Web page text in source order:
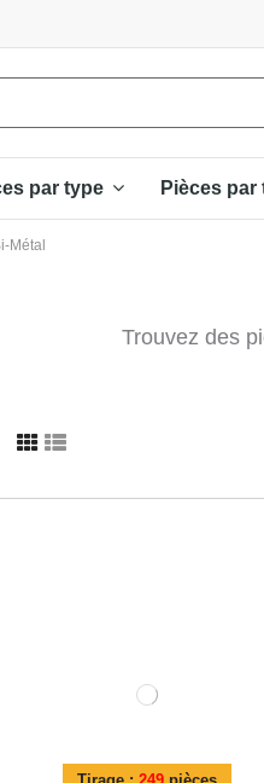
par type Pièces par
Métal
Trouvez des